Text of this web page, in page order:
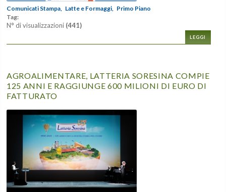
Comunicati Stampa, Latte e Formaggi, Primo Piano
Tag:
N° di visualizzazioni (441)
LEGGI
AGROALIMENTARE, LATTERIA SORESINA COMPIE
125 ANNI E RAGGIUNGE 600 MILIONI DI EURO DI
FATTURATO